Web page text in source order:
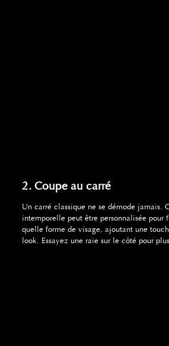
2. Coupe au carré
Un carré classique ne se démode jamais.
intemporelle peut être personnalisée pour
quelle forme de visage, ajoutant une
look. Essayez une raie sur le côté pour